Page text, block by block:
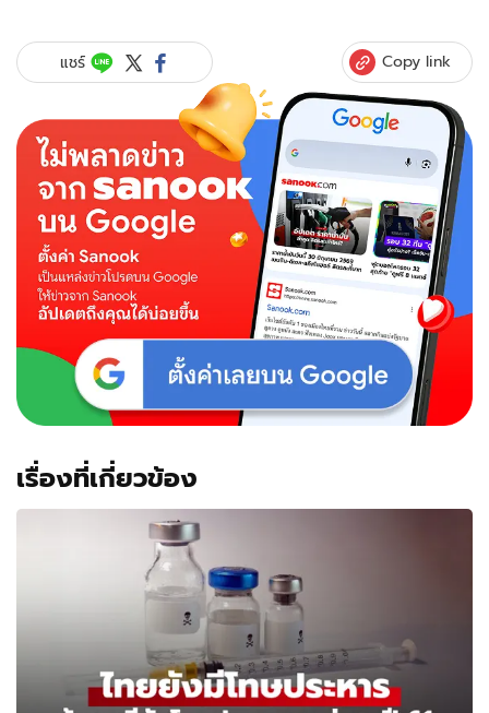
แชร์ Copy link
เรื่องที่เกี่ยวข้อง